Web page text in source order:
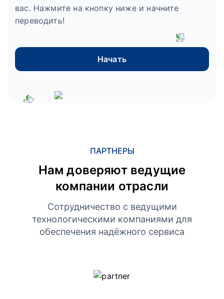
вас. Нажмите на кнопку ниже и начните
переводить!
Начать
ПАРТНЕРЫ
Нам доверяют ведущие
компании отрасли
Сотрудничество с ведущими
технологическими компаниями для
обеспечения надёжного сервиса